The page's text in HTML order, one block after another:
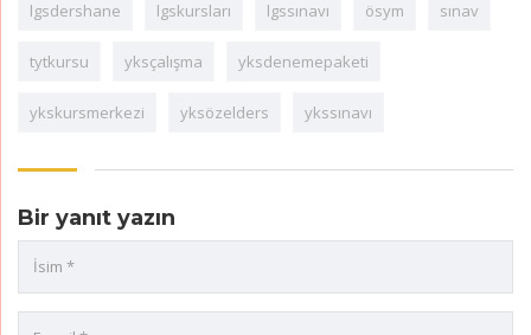
lgsdershane lgskursları lgssınavı ösym sınav
tytkursu yksçalışma yksdenemepaketi
ykskursmerkezi yksözelders ykssınavı
Bir yanıt yazın